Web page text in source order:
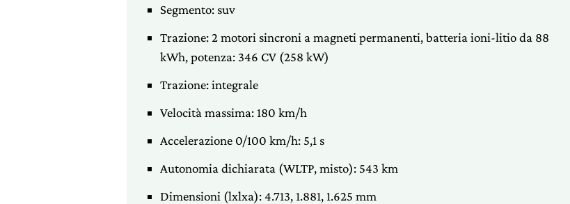
Segmento: suv
Trazione: 2 motori sincroni a magneti permanenti, batteria ioni-litio da 88
kWh, potenza: 346 CV (258 kW)
Trazione: integrale
Velocità massima: 180 km/h
Accelerazione 0/100 km/h: 5,1 s
Autonomia dichiarata (WLTP, misto): 543 km
Dimensioni (lxlxa): 4.713, 1.881, 1.625 mm